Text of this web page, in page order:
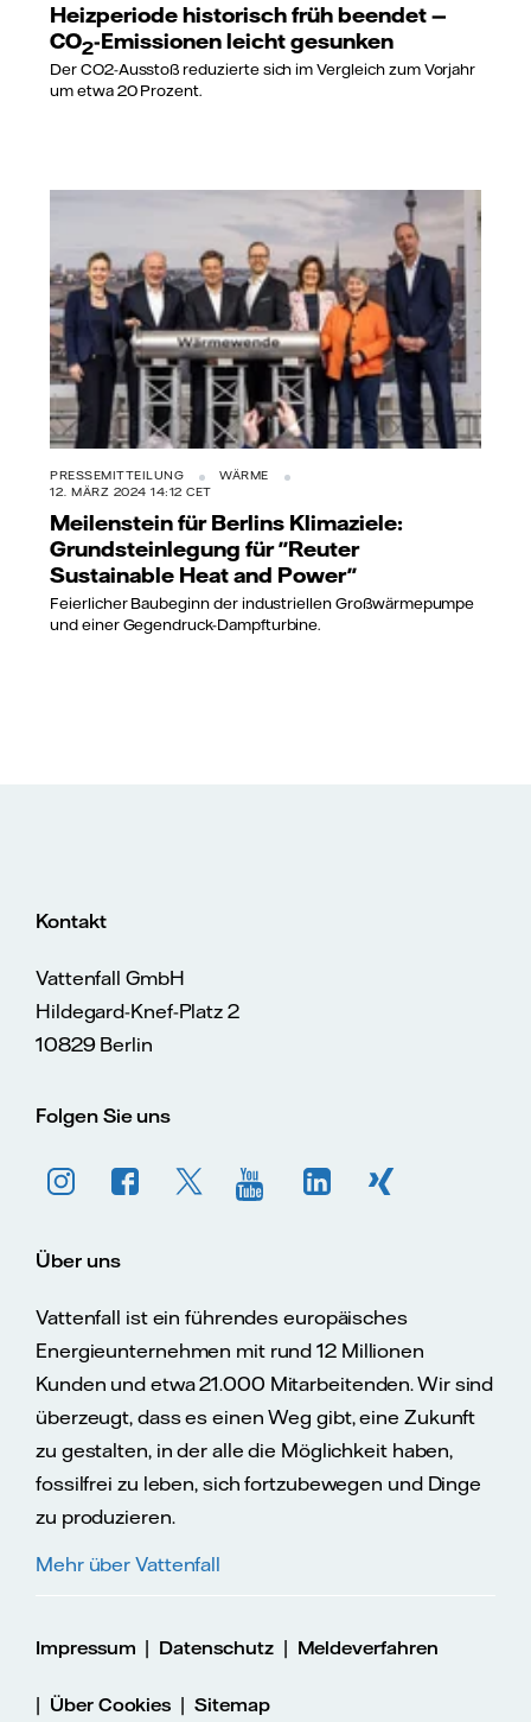
Heizperiode historisch früh beendet —
CO2-Emissionen leicht gesunken
Der CO2-Ausstoß reduzierte sich im Vergleich zum Vorjahr
um etwa 20 Prozent.
PRESSEMITTEILUNG
WÄRME
12. MÄRZ 2024 14:12 CET
Meilenstein für Berlins Klimaziele:
Grundsteinlegung für "Reuter
Sustainable Heat and Power"
Feierlicher Baubeginn der industriellen Großwärmepumpe
und einer Gegendruck-Dampfturbine.
Kontakt
Vattenfall GmbH
Hildegard-Knef-Platz 2
10829 Berlin
Folgen Sie uns
Über uns
Vattenfall ist ein führendes europäisches
Energieunternehmen mit rund 12 Millionen
Kunden und etwa 21.000 Mitarbeitenden. Wir sind
überzeugt, dass es einen Weg gibt, eine Zukunft
zu gestalten, in der alle die Möglichkeit haben,
fossilfrei zu leben, sich fortzubewegen und Dinge
zu produzieren.
Mehr über Vattenfall
Impressum | Datenschutz| Meldeverfahren
| Über Cookies |Sitemap